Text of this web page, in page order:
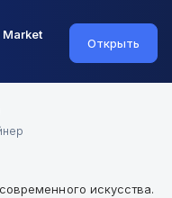
Открыть
искусства.